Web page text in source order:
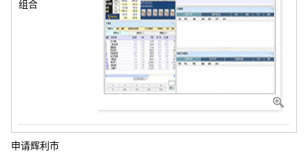
组合
申请辉利市